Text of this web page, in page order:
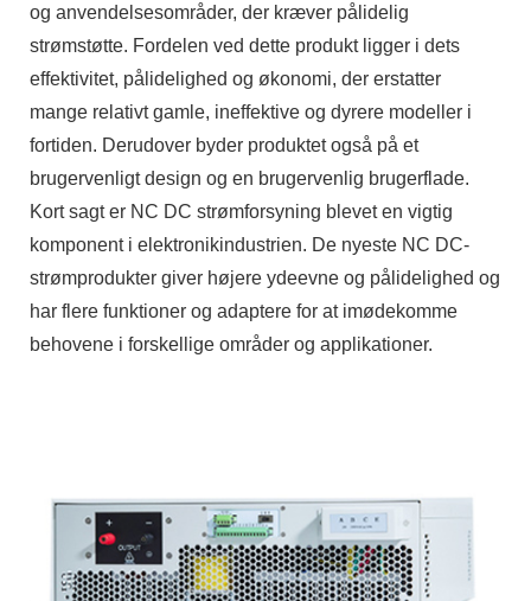
og anvendelsesområder, der kræver pålidelig
strømstøtte. Fordelen ved dette produkt ligger i dets
effektivitet, pålidelighed og økonomi, der erstatter
mange relativt gamle, ineffektive og dyrere modeller i
fortiden. Derudover byder produktet også på et
brugervenligt design og en brugervenlig brugerflade.
Kort sagt er NC DC strømforsyning blevet en vigtig
komponent i elektronikindustrien. De nyeste NC DC-
strømprodukter giver højere ydeevne og pålidelighed og
har flere funktioner og adaptere for at imødekomme
behovene i forskellige områder og applikationer.